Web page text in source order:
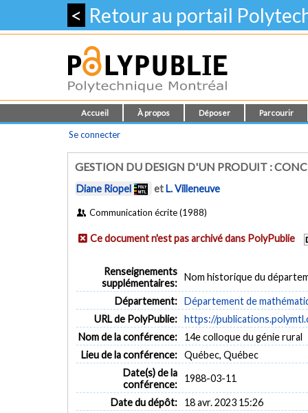
< Retour au portail
Accueil À propos Déposer Parcourir
Se connecter
GESTION DU DESIGN D'UN PRODUIT :
Diane Riopel etL. Villeneuve
Communication écrite (1988)
Ce document n'est pas archivé dans PolyPublie
Renseignements
supplémentaires:
Nom historique du
Département: Département de
URL de PolyPublie: https://
Nom de la conférence:
14e colloque du génie rural
Lieu de la conférence: Québec, Québec
Date(s) de la
conférence:
1988-03-11
Date du dépôt:
18 avr. 2023 15:26